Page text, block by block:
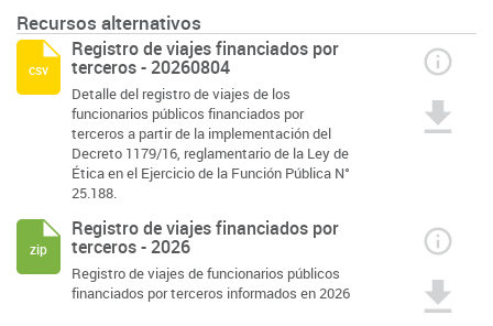
Recursos alternativos
Registro de viajes financiados por
terceros - 20260804
Detalle del registro de viajes de los
funcionarios públicos financiados por
terceros a partir de la implementación del
Decreto 1179/16, reglamentario de la Ley de
Ética en el Ejercicio de la Función Pública N°
25.188.
csv
Registro de viajes financiados por
terceros - 2026
Registro de viajes de funcionarios públicos
financiados por terceros informados en 2026
zip